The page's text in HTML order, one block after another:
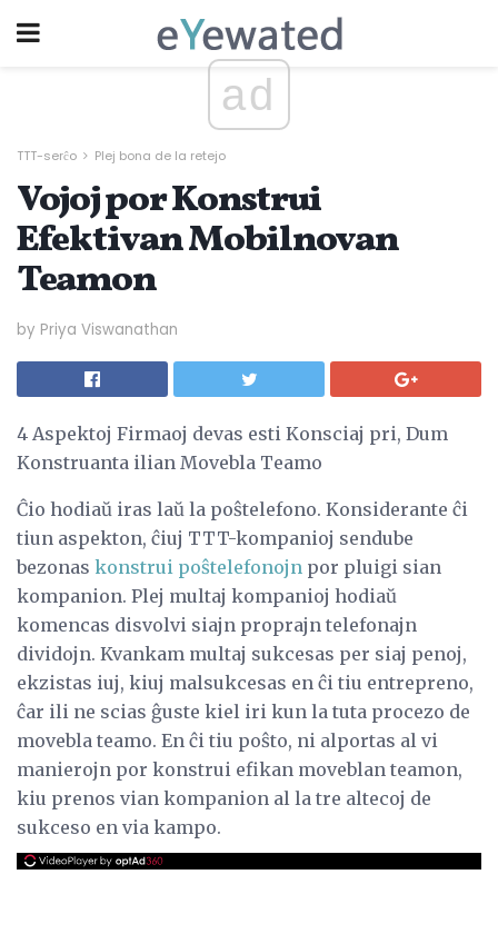
ad
TTT-serĉo Plej bona de la retejo
Vojoj por Konstrui
Efektivan Mobilnovan
Teamon
by Priya Viswanathan
4 Aspektoj Firmaoj devas esti Konsciaj pri, Dum
Konstruanta ilian Movebla Teamo
Ĉio hodiaŭ iras laŭ la poŝtelefono. Konsiderante ĉi
tiun aspekton, ĉiuj TTT-kompanioj sendube
bezonas konstrui poŝtelefonojn por pluigi sian
kompanion. Plej multaj kompanioj hodiaŭ
komencas disvolvi siajn proprajn telefonajn
dividojn. Kvankam multaj sukcesas per siaj penoj,
ekzistas iuj, kiuj malsukcesas en ĉi tiu entrepreno,
ĉar ili ne scias ĝuste kiel iri kun la tuta procezo de
movebla teamo. En ĉi tiu poŝto, ni alportas al vi
manierojn por konstrui efikan moveblan teamon,
kiu prenos vian kompanion al la tre altecoj de
sukceso en via kampo.